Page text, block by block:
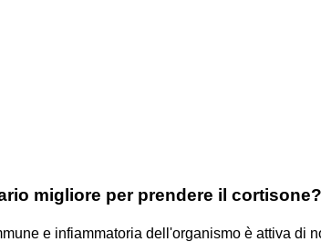
migliore per prendere il cortisone?
e infiammatoria dell'organismo è attiva di